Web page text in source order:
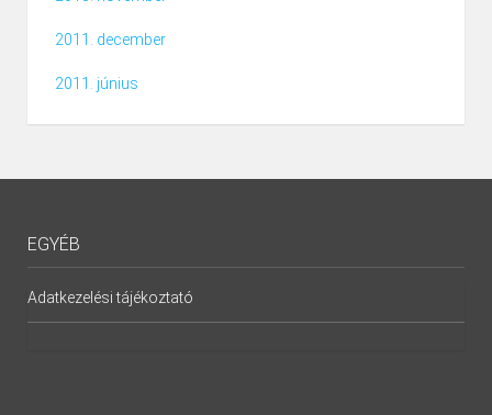
2011. december
2011. június
EGYÉB
Adatkezelési tájékoztató